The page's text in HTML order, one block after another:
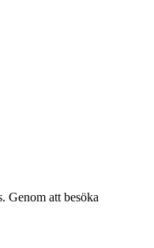
Genom att besöka